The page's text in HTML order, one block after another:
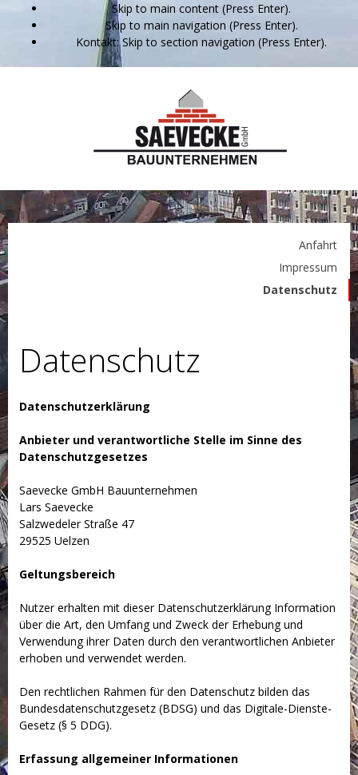
Skip to main content (Press Enter).
Skip to main navigation (Press Enter).
Kontakt: Skip to section navigation (Press Enter).
Anfahrt
Impressum
Datenschutz
Datenschutz
Datenschutzerklärung
Anbieter und verantwortliche Stelle im Sinne des
Datenschutzgesetzes
Saevecke GmbH Bauunternehmen
Lars Saevecke
Salzwedeler Straße 47
29525 Uelzen
Geltungsbereich
Nutzer erhalten mit dieser Datenschutzerklärung Information
über die Art, den Umfang und Zweck der Erhebung und
Verwendung ihrer Daten durch den verantwortlichen Anbieter
erhoben und verwendet werden.
Den rechtlichen Rahmen für den Datenschutz bilden das
Bundesdatenschutzgesetz (BDSG) und das Digitale-Dienste-
Gesetz (§ 5 DDG).
Erfassung allgemeiner Informationen